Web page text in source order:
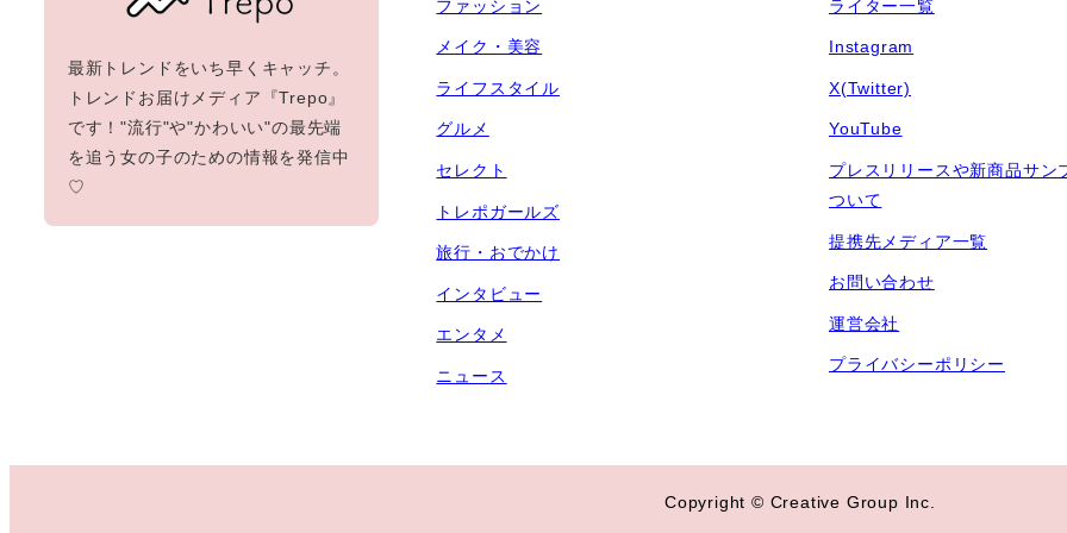
最新トレンドをいち早くキャッチ。
トレンドお届けメディア『Trepo』
です！"流行"や"かわいい"の最先端
を追う女の子のための情報を発信中
♡
ファッション
メイク・美容
ライフスタイル
グルメ
セレクト
トレポガールズ
旅行・おでかけ
インタビュー
エンタメ
ニュース
ライター一覧
Instagram
X(Twitter)
YouTube
プレスリリースや新商品サン
ついて
提携先メディア一覧
お問い合わせ
運営会社
プライバシーポリシー
Copyright © Creative Group Inc.